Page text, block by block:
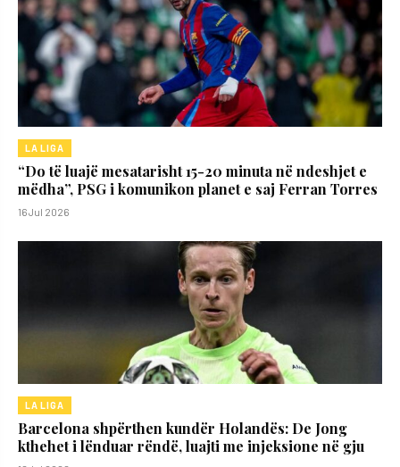
LA LIGA
“Do të luajë mesatarisht 15-20 minuta në ndeshjet e
mëdha”, PSG i komunikon planet e saj Ferran Torres
16 Jul 2026
LA LIGA
Barcelona shpërthen kundër Holandës: De Jong
kthehet i lënduar rëndë, luajti me injeksione në gju